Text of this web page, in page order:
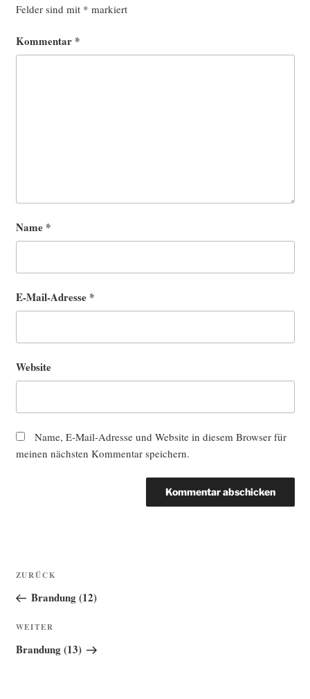
Felder sind mit * markiert
Kommentar *
Name *
E-Mail-Adresse *
Website
Name, E-Mail-Adresse und Website in diesem Browser für
meinen nächsten Kommentar speichern.
Beitragsnavigation
Vorheriger
Beitrag
ZURÜCK
Brandung (12)
Nächster
Beitrag
WEITER
Brandung (13)